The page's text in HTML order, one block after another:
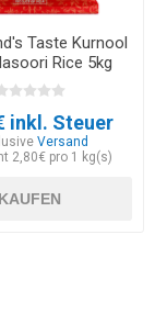
Taste Kurnool
Rice 5kg
inkl. Steuer
Versand
2,80€ pro 1 kg(s)
KAUFEN